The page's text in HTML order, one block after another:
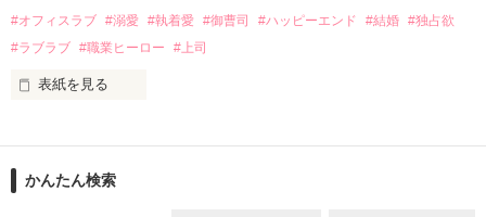
夏木美桜(なつきみお)
鳴海哲平 (なるみてっぺい)
2026.6.5～2026.7.25
の関係となってしまい――？
#オフィスラブ #溺愛 #執着愛 #御曹司 #ハッピーエンド #結婚 #独占欲
#ラブラブ #職業ヒーロー #上司
表紙を見る
ションの企画戦略室で働いている。
めた、同期で恋人の石垣守（26）がいるのだが、後輩の姫原由
かんたん検索